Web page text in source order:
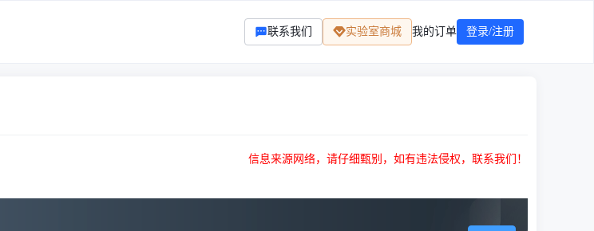
联系我们 实验室商城 我的订单 登录/注册
信息来源网络，请仔细甄别，如有违法侵权，联系我们！